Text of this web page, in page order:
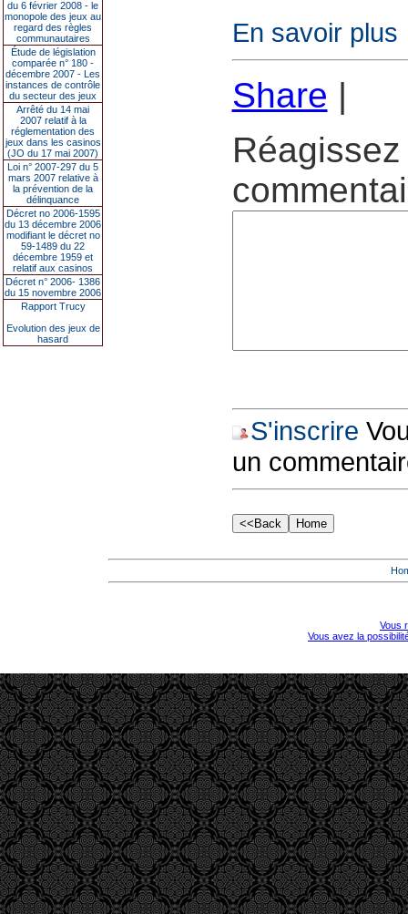
du 6 février 2008 - le
monopole des jeux au
regard des règles
communautaires
Étude de législation
comparée n° 180 -
décembre 2007 - Les
instances de contrôle
du secteur des jeux
Arrêté du 14 mai
2007 relatif à la
réglementation des
jeux dans les casinos
(JO du 17 mai 2007)
Loi n° 2007-297 du 5
mars 2007 relative à
la prévention de la
délinquance
Décret no 2006-1595
du 13 décembre 2006
modifiant le décret no
59-1489 du 22
décembre 1959 et
relatif aux casinos
Décret n° 2006- 1386
du 15 novembre 2006
Rapport Trucy
Evolution des jeux de
hasard
En savoir plus
Share |
S'inscrire
un
Vous
Vous avez la